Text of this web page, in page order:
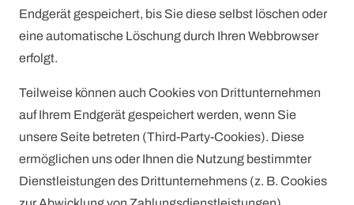
Endgerät gespeichert, bis Sie diese selbst löschen oder
eine automatische Löschung durch Ihren Webbrowser
erfolgt.
Teilweise können auch Cookies von Drittunternehmen
auf Ihrem Endgerät gespeichert werden, wenn Sie
unsere Seite betreten (Third-Party-Cookies). Diese
ermöglichen uns oder Ihnen die Nutzung bestimmter
Dienstleistungen des Drittunternehmens (z. B. Cookies